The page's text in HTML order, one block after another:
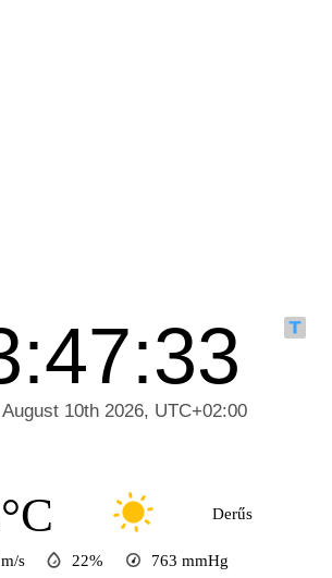
Derűs
s 22% 763 mmHg